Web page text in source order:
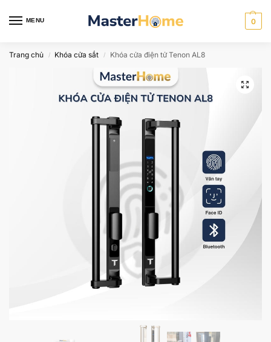
MENU 0
Trang chủ / Khóa cửa sắt / Khóa cửa điện tử Tenon AL8